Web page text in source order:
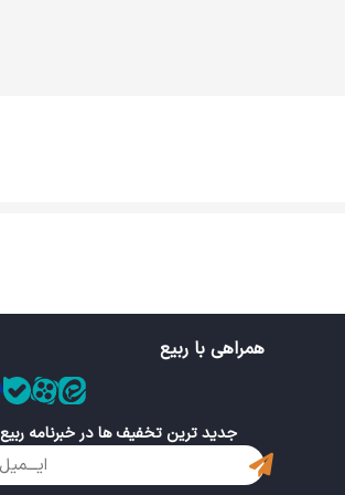
همراهی با ربیع
جدید ترین تخفیف ها در خبرنامه ربیع